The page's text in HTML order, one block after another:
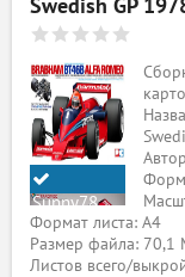
Swedish GP
Sunny78
Формат листа: А4
Размер файла: 70,1
Листов всего/